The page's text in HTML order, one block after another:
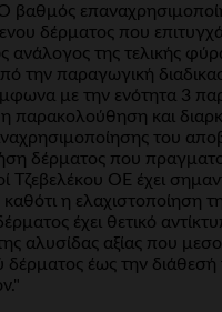
βαθμός
δέρματος που
ανάλογος της τελικής
την παραγωγική
με την ενότητα 3
η παρακολούθηση και
του
δέρματος που
Τζεβελέκου ΟΕ έχει
η ελαχιστοποίηση
έχει θετικό
αλυσίδας αξίας που
δέρματος έως την